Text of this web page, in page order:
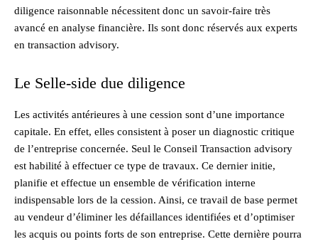
diligence raisonnable nécessitent donc un savoir-faire très
avancé en analyse financière. Ils sont donc réservés aux experts
en transaction advisory.
Le Selle-side due diligence
Les activités antérieures à une cession sont d’une importance
capitale. En effet, elles consistent à poser un diagnostic critique
de l’entreprise concernée. Seul le Conseil Transaction advisory
est habilité à effectuer ce type de travaux. Ce dernier initie,
planifie et effectue un ensemble de vérification interne
indispensable lors de la cession. Ainsi, ce travail de base permet
au vendeur d’éliminer les défaillances identifiées et d’optimiser
les acquis ou points forts de son entreprise. Cette dernière pourra